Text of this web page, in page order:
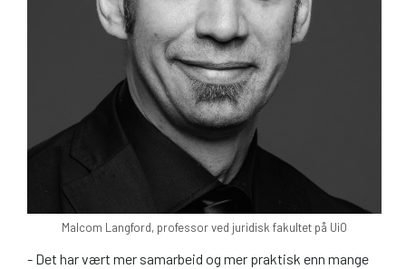
Malcom Langford, professor ved juridisk fakultet på UiO
- Det har vært mer samarbeid og mer praktisk enn mange